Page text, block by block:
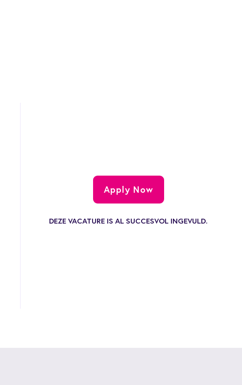
Apply Now
DEZE VACATURE IS AL SUCCESVOL INGEVULD.